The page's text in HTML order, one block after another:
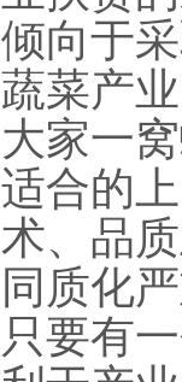
倾向于
蔬菜产
大家一
适合的
术、品
同质化
只要有